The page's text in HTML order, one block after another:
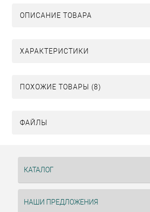
ОПИСАНИЕ ТОВАРА
ХАРАКТЕРИСТИКИ
ПОХОЖИЕ ТОВАРЫ (8)
ФАЙЛЫ
КАТАЛОГ
НАШИ ПРЕДЛОЖЕНИЯ